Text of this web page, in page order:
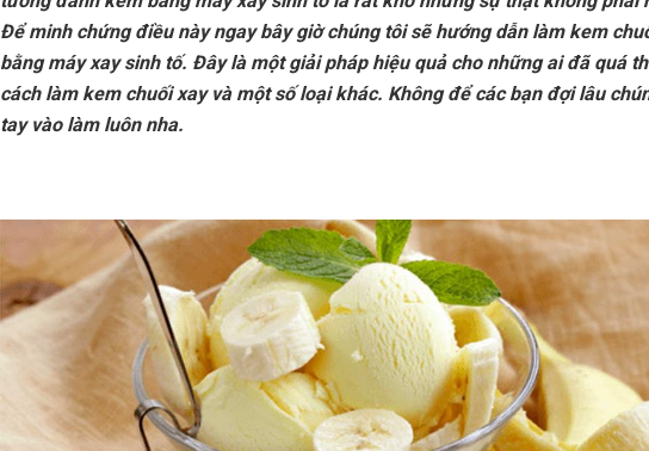
Để minh chứng điều này ngay bây giờ chúng tôi sẽ hướng dẫn làm kem
bằng máy xay sinh tố. Đây là một giải pháp hiệu quả cho những ai đã quá
cách làm kem chuối xay và một số loại khác. Không để các bạn đợi lâu
tay vào làm luôn nha.